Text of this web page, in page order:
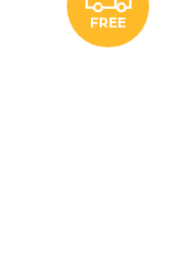
R
FREE